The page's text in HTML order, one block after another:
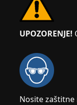
UPOZORENJE!
Nosite